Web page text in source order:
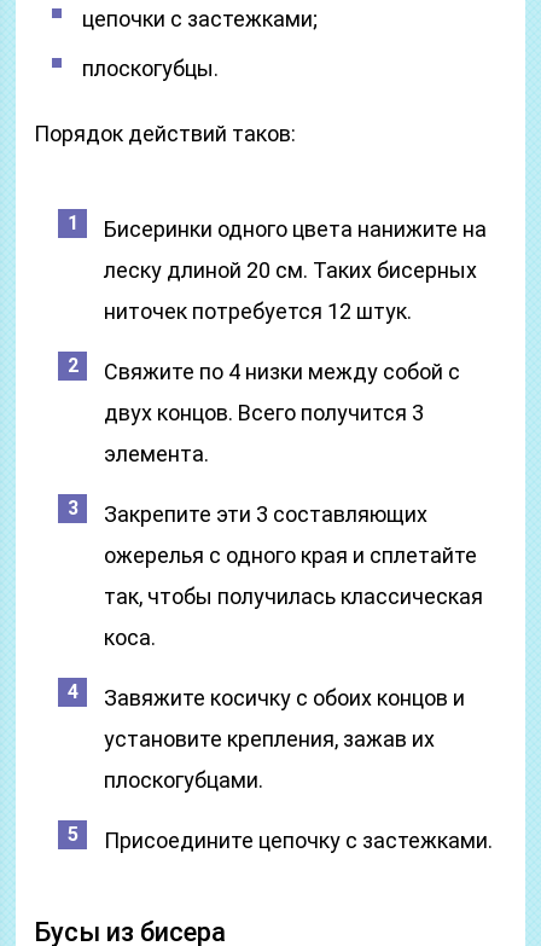
цепочки с застежками;
плоскогубцы.
Порядок действий таков:
Бисеринки одного цвета нанижите на
леску длиной 20 см. Таких бисерных
ниточек потребуется 12 штук.
Свяжите по 4 низки между собой с
двух концов. Всего получится 3
элемента.
Закрепите эти 3 составляющих
ожерелья с одного края и сплетайте
так, чтобы получилась классическая
коса.
Завяжите косичку с обоих концов и
установите крепления, зажав их
плоскогубцами.
Присоедините цепочку с застежками.
Бусы из бисера